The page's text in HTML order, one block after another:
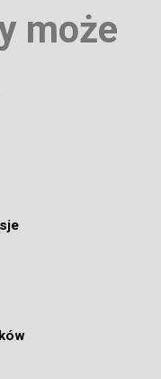
może